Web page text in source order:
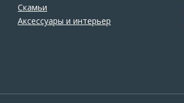
Скамьи
Аксессуары и интерьер